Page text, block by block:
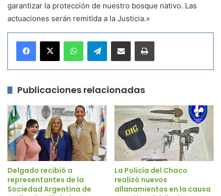
garantizar la protección de nuestro bosque nativo. Las
actuaciones serán remitida a la Justicia.»
Telegram
Publicaciones relacionadas
Delgado recibió a
representantes de la
Sociedad Argentina de
La Policía del Chaco
realizó nuevos
allanamientos en la causa